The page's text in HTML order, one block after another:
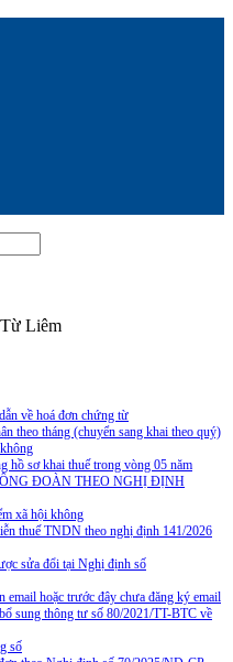
Liêm
về hoá đơn chứng từ
theo tháng (chuyển sang khai theo quý)
hồ sơ khai thuế trong vòng 05 năm
ĐOÀN THEO NGHỊ ĐỊNH
xã hội không
thuế TNDN theo nghị định 141/2026
sửa đổi tại Nghị định số
hoặc trước đây chưa đăng ký email
sung thông tư số 80/2021/TT-BTC về
số